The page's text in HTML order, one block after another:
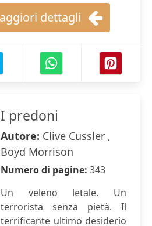
dettagli
I predoni
Autore: Clive Cussler ,
Boyd Morrison
Numero di pagine: 343
Un veleno letale. Un
terrorista senza pietà. Il
terrificante ultimo desiderio